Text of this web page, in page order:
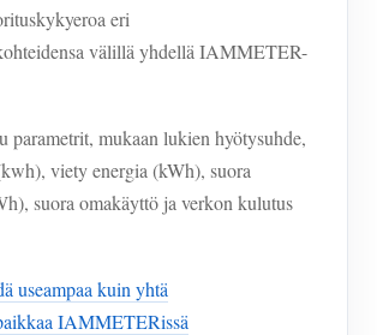
eri
välillä yhdellä IAMMETER-
parametrit, mukaan lukien hyötysuhde,
viety energia (kWh), suora
suora omakäyttö ja verkon kulutus
useampaa kuin yhtä
IAMMETERissä